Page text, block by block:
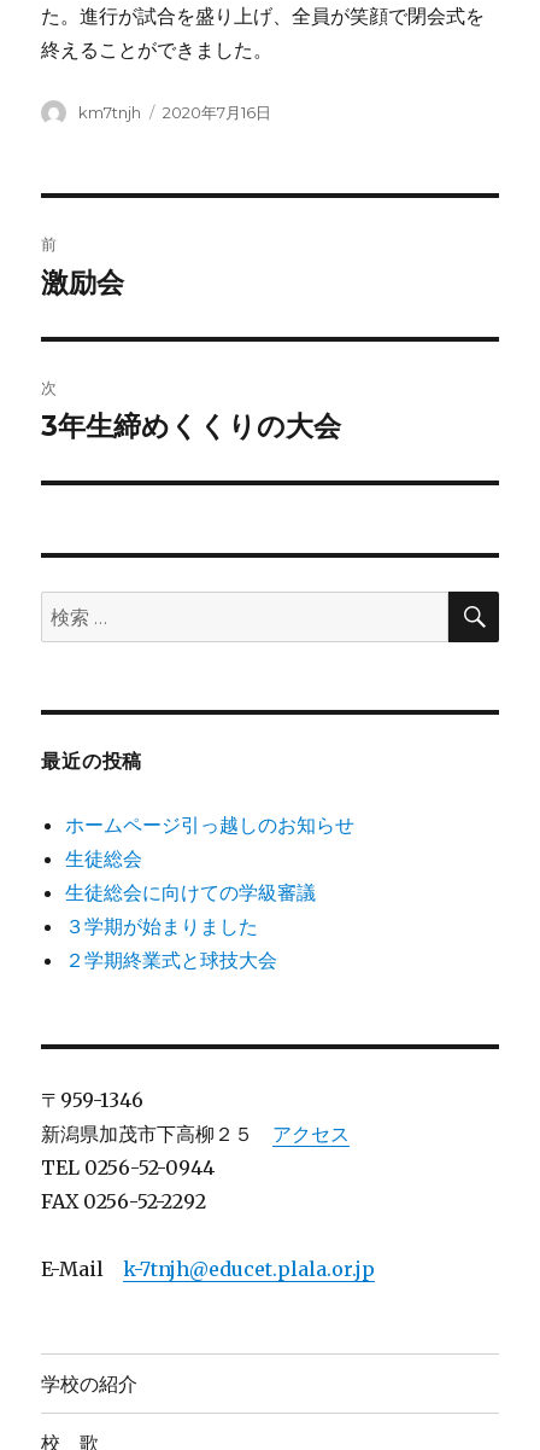
た。進行が試合を盛り上げ、全員が笑顔で閉会式を
終えることができました。
投
km7tnjh
投
2020年7月16日
稿
ビ
ゲ
ー
ン
前
前
投
稿:
激励会
次
次
投
3年生締めくくりの大会
検
索:
検
最近の投稿
ホームページ引っ越しのお知らせ
生徒総会
生徒総会に向けての学級審議
３学期が始まりました
２学期終業式と球技大会
〒959-1346
新潟県加茂市下高柳２５ アクセス
TEL 0256-52-0944
FAX 0256-52-2292
E-Mailk-7tnjh@educet.plala.or.jp
学校の紹介
校 歌